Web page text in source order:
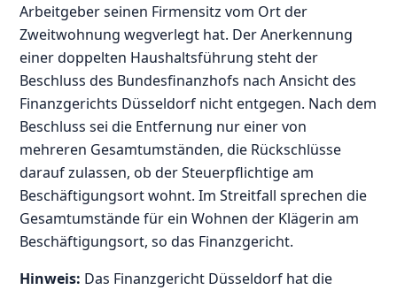
Arbeitgeber seinen Firmensitz vom Ort der
Zweitwohnung wegverlegt hat. Der Anerkennung
einer doppelten Haushaltsführung steht der
Beschluss des Bundesfinanzhofs nach Ansicht des
Finanzgerichts Düsseldorf nicht entgegen. Nach dem
Beschluss sei die Entfernung nur einer von
mehreren Gesamtumständen, die Rückschlüsse
darauf zulassen, ob der Steuerpflichtige am
Beschäftigungsort wohnt. Im Streitfall sprechen die
Gesamtumstände für ein Wohnen der Klägerin am
Beschäftigungsort, so das Finanzgericht.
Hinweis: Das Finanzgericht Düsseldorf hat die